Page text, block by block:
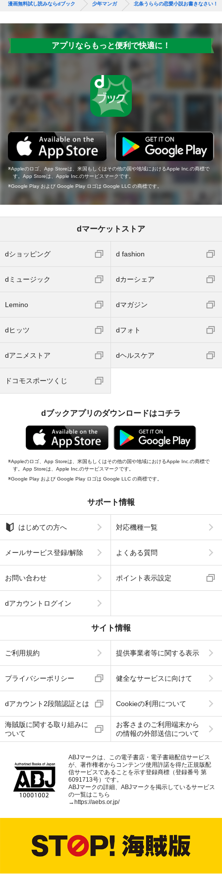
漫画無料試し読みならdブック 少年マンガ 北条うららの恋愛小説お書きなさい！
アプリならもっと便利で快適に！
Appleのロゴ、App Storeは、米国もしくはその他の国や地域におけるApple Inc.の商標で
す。App Storeは、Apple Inc.のサービスマークです。
Google Play および Google Play ロゴは Google LLC の商標です。
dマーケットストア
dショッピング d fashion
dミュージック dカーシェア
Lemino dマガジン
dヒッツ dフォト
dアニメストア dヘルスケア
ドコモスポーツくじ
dブックアプリのダウンロードはコチラ
Appleのロゴ、App Storeは、米国もしくはその他の国や地域におけるApple Inc.の商標で
す。App Storeは、Apple Inc.のサービスマークです。
Google Play および Google Play ロゴは Google LLC の商標です。
サポート情報
はじめての方へ 対応機種一覧
メールサービス登録/解除 よくある質問
お問い合わせ ポイント表示設定
dアカウントログイン
サイト情報
ご利用規約 提供事業者等に関する表示
プライバシーポリシー 健全なサービスに向けて
dアカウント2段階認証とは Cookieの利用について
海賊版に関する取り組みに
ついて
お客さまのご利用端末から
の情報の外部送信について
ABJマークは、この電子書店・電子書籍配信サービス
が、著作権者からコンテンツ使用許諾を得た正規版配
信サービスであることを示す登録商標（登録番号 第
6091713号）です。
ABJマークの詳細、ABJマークを掲示しているサービス
の一覧はこちら
→ https://aebs.or.jp/